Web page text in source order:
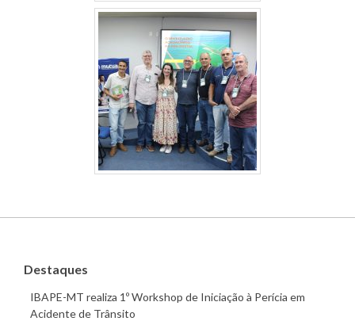
Destaques
IBAPE-MT realiza 1º Workshop de Iniciação à Perícia em
Acidente de Trânsito